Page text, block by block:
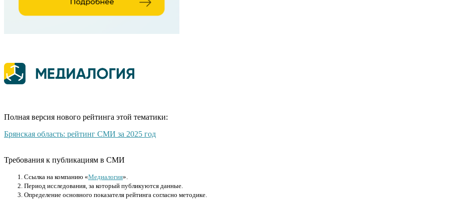
Полная версия нового рейтинга этой тематики:
Брянская область: рейтинг СМИ за 2025 год
Требования к публикациям в СМИ
Cсылка на компанию «Медиалогия».
Период исследования, за который публикуются данные.
Определение основного показателя рейтинга согласно методике.